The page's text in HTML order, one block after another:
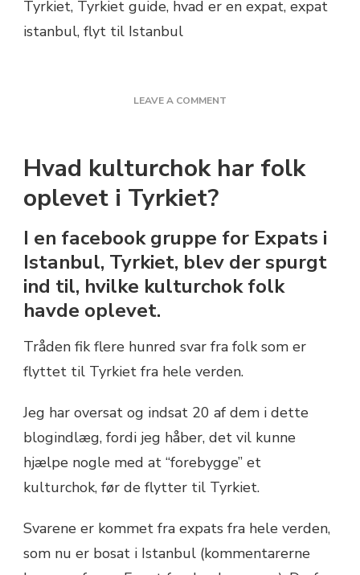
LEAVE A COMMENT
EXPATS
Hvad kulturchok har folk
oplevet i Tyrkiet?
I en facebook gruppe for Expats i
Istanbul, Tyrkiet, blev der spurgt
ind til, hvilke kulturchok folk
havde oplevet.
Tråden fik flere hunred svar fra folk som er
flyttet til Tyrkiet fra hele verden.
Jeg har oversat og indsat 20 af dem i dette
blogindlæg, fordi jeg håber, det vil kunne
hjælpe nogle med at “forebygge” et
kulturchok, før de flytter til Tyrkiet.
Svarene er kommet fra expats fra hele verden,
som nu er bosat i Istanbul (kommentarerne